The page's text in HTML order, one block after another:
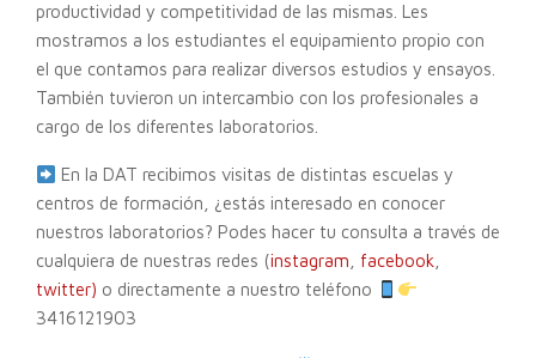
productividad y competitividad de las mismas. Les
mostramos a los estudiantes el equipamiento propio con
el que contamos para realizar diversos estudios y ensayos.
También tuvieron un intercambio con los profesionales a
cargo de los diferentes laboratorios.
En la DAT recibimos visitas de distintas escuelas y
centros de formación, ¿estás interesado en conocer
nuestros laboratorios? Podes hacer tu consulta a través de
cualquiera de nuestras redes (instagram facebook
twitter) o directamente a nuestro teléfono
3416121903